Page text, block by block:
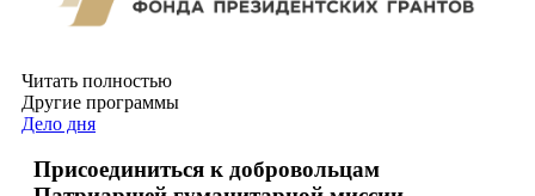
Читать полностью
Другие программы
Дело дня
Присоединиться к добровольцам